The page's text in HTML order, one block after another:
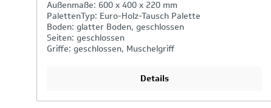
Außenmaße: 600 x 400 x 220 mm
PalettenTyp: Euro-Holz-Tausch Palette
Boden: glatter Boden, geschlossen
Seiten: geschlossen
Griffe: geschlossen, Muschelgriff
Details